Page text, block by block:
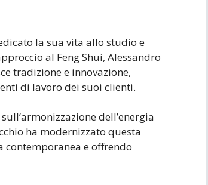
la sua vita allo studio e
al Feng Shui, Alessandro
tradizione e innovazione,
di lavoro dei suoi clienti.
dell’energia
ha modernizzato questa
e offrendo